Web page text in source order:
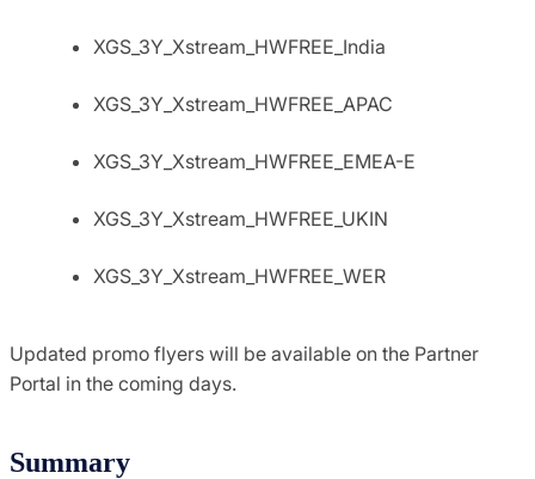
XGS_3Y_Xstream_HWFREE_India
XGS_3Y_Xstream_HWFREE_APAC
XGS_3Y_Xstream_HWFREE_EMEA-E
XGS_3Y_Xstream_HWFREE_UKIN
XGS_3Y_Xstream_HWFREE_WER
Updated promo flyers will be available on the Partner
Portal in the coming days.
Summary